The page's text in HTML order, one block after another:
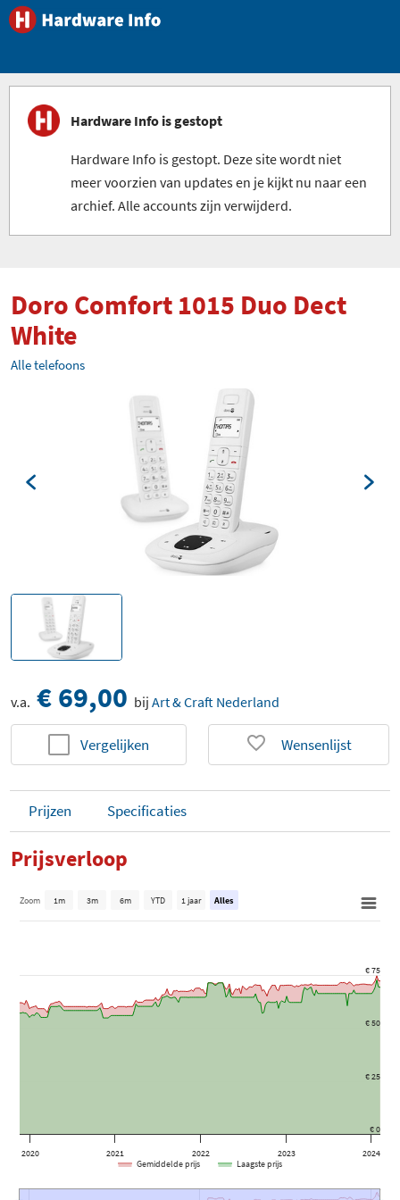
Hardware Info is gestopt
Hardware Info is gestopt. Deze site wordt niet
meer voorzien van updates en je kijkt nu naar een
archief. Alle accounts zijn verwijderd.
Doro Comfort 1015 Duo Dect
White
Alle telefoons
v.a. € 69,00 bij Art & Craft Nederland
Vergelijken Wensenlijst
Prijzen Specificaties
Prijsverloop
2020 2021 2022 2023 2024
€ 0
€ 25
€ 50
€ 75
Zoom 1m 3m 6m YTD 1 jaar Alles
Gemiddelde prijs Laagste prijs